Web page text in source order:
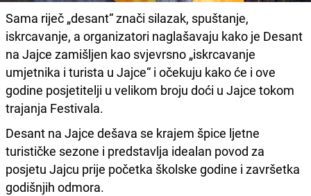
Sama riječ „desant“ znači silazak, spuštanje,
iskrcavanje, a organizatori naglašavaju kako je Desant
na Jajce zamišljen kao svjevrsno „iskrcavanje
umjetnika i turista u Jajce“ i očekuju kako će i ove
godine posjetitelji u velikom broju doći u Jajce tokom
trajanja Festivala.
Desant na Jajce dešava se krajem špice ljetne
turističke sezone i predstavlja idealan povod za
posjetu Jajcu prije početka školske godine i završetka
godišnjih odmora.